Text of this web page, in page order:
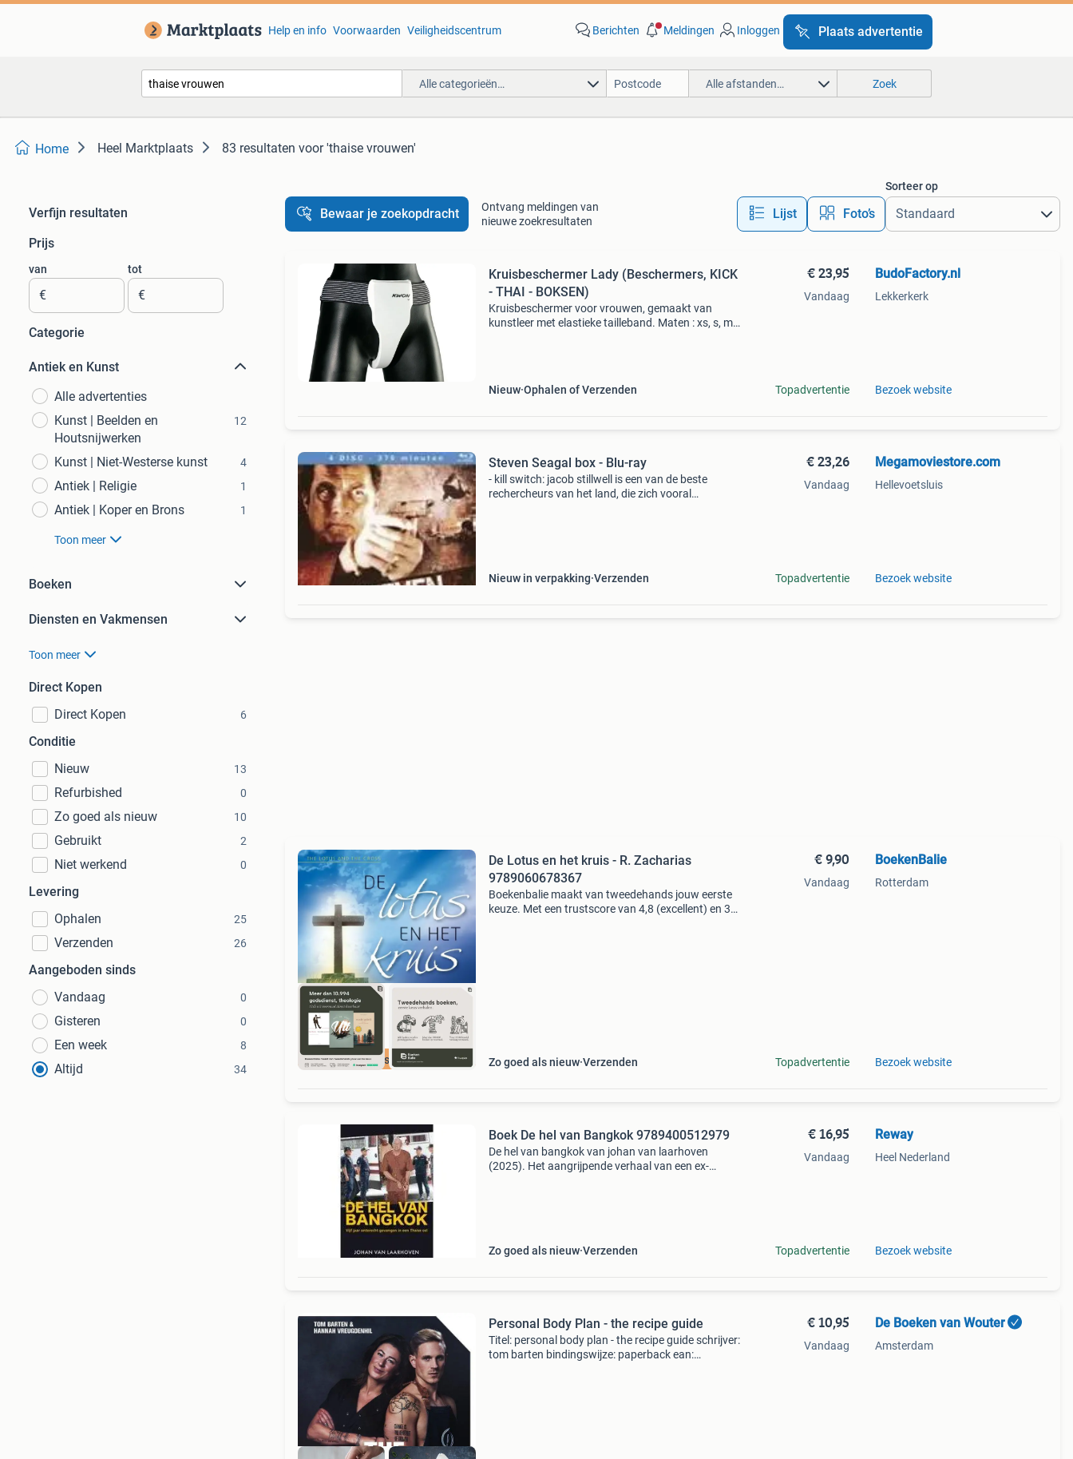
Help en info Voorwaarden Veiligheidscentrum Berichten Meldingen Inloggen Plaats advertentie
Alle categorieën… Alle afstanden… Zoek
Home Heel Marktplaats 83 resultaten voor 'thaise vrouwen'
Verfijn resultaten
Prijs
van
€
tot
€
Categorie
Antiek en Kunst
Alle advertenties
Kunst | Beelden en
Houtsnijwerken
12
Kunst | Niet-Westerse kunst 4
Antiek | Religie 1
Antiek | Koper en Brons 1
Toon meer
Boeken
Diensten en Vakmensen
Toon meer
Direct Kopen
Direct Kopen
6
Conditie
Nieuw
13
Refurbished 0
Zo goed als nieuw 10
Gebruikt 2
Niet werkend 0
Levering
Ophalen
25
Verzenden 26
Aangeboden sinds
Vandaag
0
Gisteren 0
Een week 8
Altijd 34
Bewaar je zoekopdracht
Ontvang meldingen van
nieuwe zoekresultaten
Lijst Foto’s
Sorteer op
Kruisbeschermer Lady (Beschermers, KICK
- THAI - BOKSEN)
Kruisbeschermer voor vrouwen, gemaakt van
kunstleer met elastieke tailleband. Maten : xs, s, m, l
Nieuw Ophalen of Verzenden
€ 23,95
Vandaag
Topadvertentie
BudoFactory.nl
Lekkerkerk
Bezoek website
Steven Seagal box - Blu-ray
- kill switch: jacob stillwell is een van de beste
rechercheurs van het land, die zich vooral
Nieuw in verpakking Verzenden
€ 23,26
Vandaag
Topadvertentie
Megamoviestore.com
Hellevoetsluis
Bezoek website
Scherpste prijs
De Lotus en het kruis - R. Zacharias
9789060678367
Boekenbalie maakt van tweedehands jouw eerste
keuze. Met een trustscore van 4,8 (excellent) en 30
Zo goed als nieuw Verzenden
€ 9,90
Vandaag
Topadvertentie
BoekenBalie
Rotterdam
Bezoek website
Boek De hel van Bangkok 9789400512979
De hel van bangkok van johan van laarhoven
(2025). Het aangrijpende verhaal van een ex-
Zo goed als nieuw Verzenden
€ 16,95
Vandaag
Topadvertentie
Reway
Heel Nederland
Bezoek website
Personal Body Plan - the recipe guide
Titel: personal body plan - the recipe guide schrijver:
tom barten bindingswijze: paperback ean:
€ 10,95
Vandaag
De Boeken van Wouter
Amsterdam